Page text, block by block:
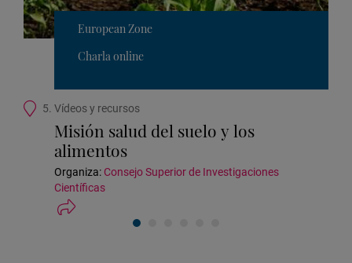
European Zone
Charla online
Ubicación
actividad
5. Vídeos y recursos
Misión salud del suelo y los
alimentos
Organiza: Consejo Superior de Investigaciones
Científicas